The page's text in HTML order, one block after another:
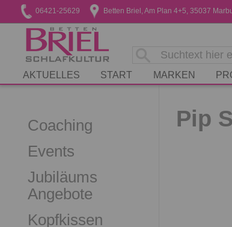
06421-25629 Betten Briel, Am Plan 4+5, 35037
AKTUELLES START MARKEN
Coaching
Events
Jubiläums
Angebote
Kopfkissen
Pip